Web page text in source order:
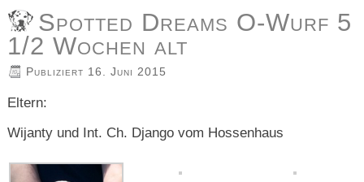
Spotted Dreams O-Wurf 5
1/2 Wochen alt
Publiziert 16. Juni 2015
Eltern:
Wijanty und Int. Ch. Django vom Hossenhaus